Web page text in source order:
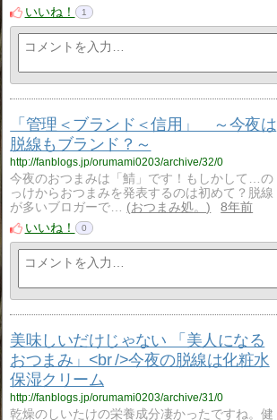
いいね！
1
「管理＜ブランド＜信用」 ～今夜は
脱線もブランド？～
http://fanblogs.jp/orumami0203/archive/32/0
今夜のおつまみは「鯖」です！もしかして…の
っけからおつまみを発表するのは初めて？脱線
が多いブロガーで…
おつまみ処。
8年前
いいね！
0
美味しいだけじゃない 「美人になる
おつまみ」<br />今夜の脱線は化粧水
保湿クリーム
http://fanblogs.jp/orumami0203/archive/31/0
乾燥のしいたけの栄養成分凄かったですね。健